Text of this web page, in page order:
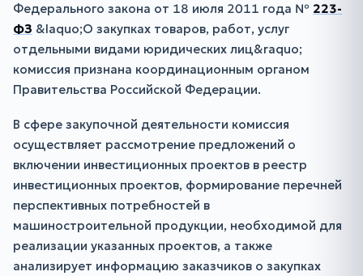
Федерального закона от 18 июля 2011 года № 223-
ФЗ &laquo;О закупках товаров, работ, услуг
отдельными видами юридических лиц&raquo;
комиссия признана координационным органом
Правительства Российской Федерации.
В сфере закупочной деятельности комиссия
осуществляет рассмотрение предложений о
включении инвестиционных проектов в реестр
инвестиционных проектов, формирование перечней
перспективных потребностей в
машиностроительной продукции, необходимой для
реализации указанных проектов, а также
анализирует информацию заказчиков о закупках